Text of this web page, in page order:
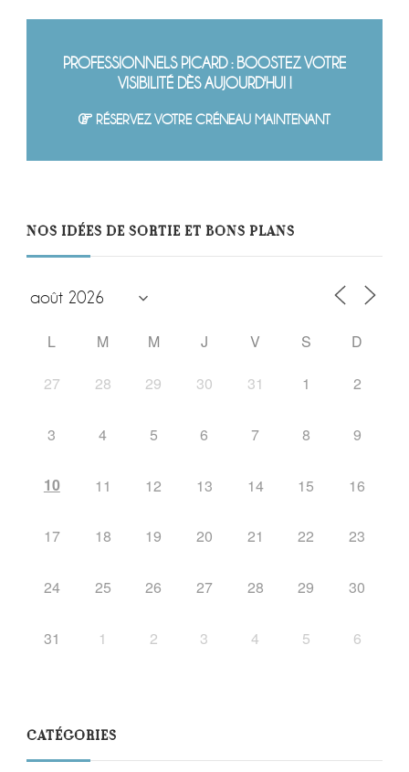
PROFESSIONNELS PICARD : BOOSTEZ VOTRE
VISIBILITÉ DÈS AUJOURD'HUI !
RÉSERVEZ VOTRE CRÉNEAU MAINTENANT
NOS IDÉES DE SORTIE ET BONS PLANS
L M M J V S
D
27
28 29 30 31 1 2
3 4 5 6 7 8 9
10 11 12 13 14 15 16
17 18 19 20 21 22 23
24 25 26 27 28 29 30
31 1 2 3 4 5 6
CATÉGORIES